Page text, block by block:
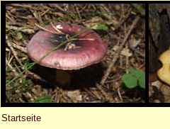
Startseite